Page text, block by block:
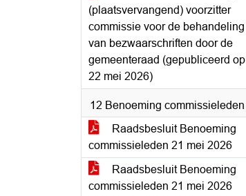
(plaatsvervangend) voorzitter
commissie voor de behandeling
van bezwaarschriften door de
gemeenteraad (gepubliceerd op
22 mei 2026)
12 Benoeming commissieleden
Raadsbesluit Benoeming
commissieleden 21 mei 2026
Raadsbesluit Benoeming
commissieleden 21 mei 2026